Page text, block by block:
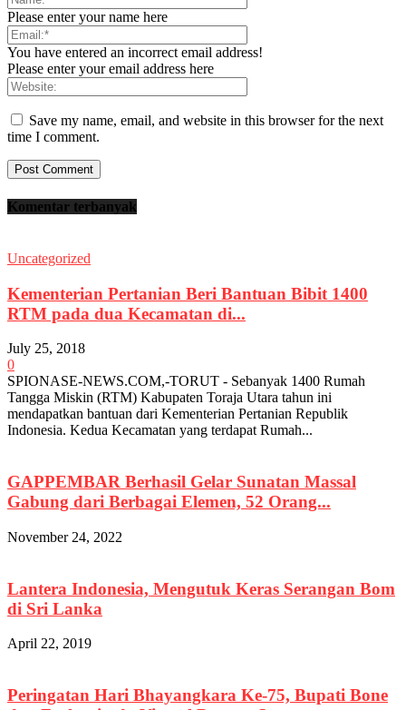
Please enter your name here
You have entered an incorrect email address!
Please enter your email address here
Save my name, email, and website in this browser for the next
time I comment.
Komentar terbanyak
Uncategorized
Kementerian Pertanian Beri Bantuan Bibit 1400
RTM pada dua Kecamatan di...
July 25, 2018
0
SPIONASE-NEWS.COM,-TORUT - Sebanyak 1400 Rumah
Tangga Miskin (RTM) Kabupaten Toraja Utara tahun ini
mendapatkan bantuan dari Kementerian Pertanian Republik
Indonesia. Kedua Kecamatan yang terdapat Rumah...
GAPPEMBAR Berhasil Gelar Sunatan Massal
Gabung dari Berbagai Elemen, 52 Orang...
November 24, 2022
Lantera Indonesia, Mengutuk Keras Serangan Bom
di Sri Lanka
April 22, 2019
Peringatan Hari Bhayangkara Ke-75, Bupati Bone